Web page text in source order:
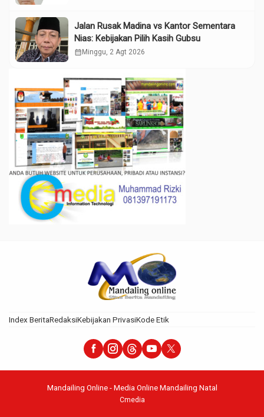
Jalan Rusak Madina vs Kantor Sementara
Nias: Kebijakan Pilih Kasih Gubsu
calendar_month Minggu, 2 Agt 2026
Index BeritaRedaksiKebijakan PrivasiKode Etik
Mandailing Online - Media Online Mandailing Natal
Cmedia